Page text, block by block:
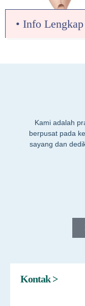
• Info
Kami adalah
berpusat pada
sayang dan
Kontak >